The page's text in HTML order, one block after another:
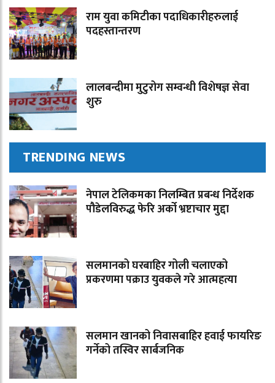
राम युवा कमिटीका पदाधिकारीहरुलाई
पदहस्तान्तरण
लालबन्दीमा मुटुरोग सम्वन्धी विशेषज्ञ सेवा
शुरु
TRENDING NEWS
नेपाल टेलिकमका निलम्बित प्रबन्ध निर्देशक
पौडेलविरुद्ध फेरि अर्को भ्रष्टाचार मुद्दा
सलमानको घरबाहिर गोली चलाएको
प्रकरणमा पक्राउ युवकले गरे आत्महत्या
सलमान खानको निवासबाहिर हवाई फायरिङ
गर्नेको तस्विर सार्बजनिक